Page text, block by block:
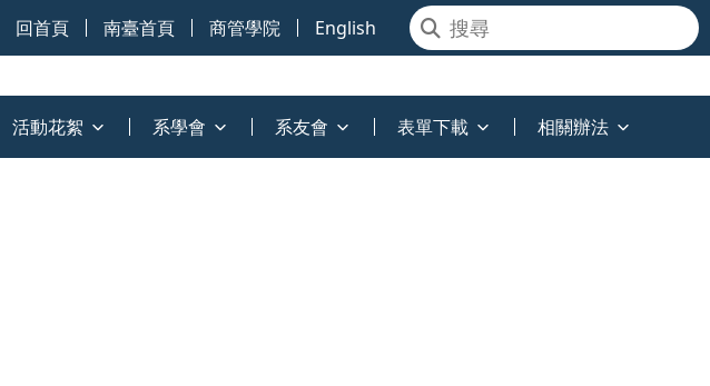
回首頁 南臺首頁 商管學院 English
活動花絮 系學會 系友會 表單下載 相關辦法